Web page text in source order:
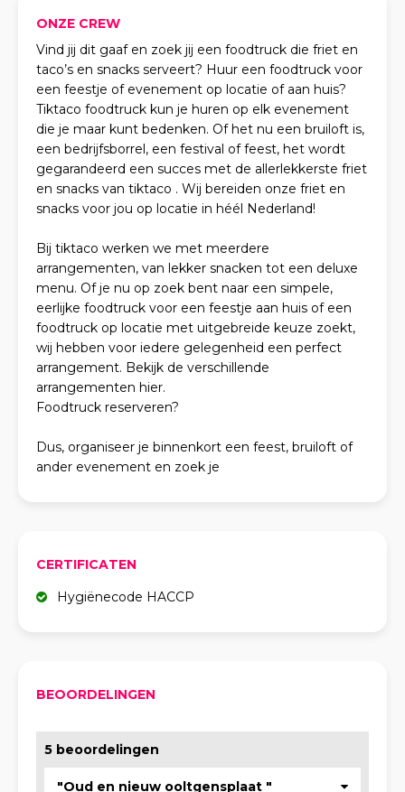
ONZE CREW
Vind jij dit gaaf en zoek jij een foodtruck die friet en
taco’s en snacks serveert? Huur een foodtruck voor
een feestje of evenement op locatie of aan huis?
Tiktaco foodtruck kun je huren op elk evenement
die je maar kunt bedenken. Of het nu een bruiloft is,
een bedrijfsborrel, een festival of feest, het wordt
gegarandeerd een succes met de allerlekkerste friet
en snacks van tiktaco . Wij bereiden onze friet en
snacks voor jou op locatie in héél Nederland!
Bij tiktaco werken we met meerdere
arrangementen, van lekker snacken tot een deluxe
menu. Of je nu op zoek bent naar een simpele,
eerlijke foodtruck voor een feestje aan huis of een
foodtruck op locatie met uitgebreide keuze zoekt,
wij hebben voor iedere gelegenheid een perfect
arrangement. Bekijk de verschillende
arrangementen hier.
Foodtruck reserveren?
Dus, organiseer je binnenkort een feest, bruiloft of
ander evenement en zoek je
CERTIFICATEN
Hygiënecode HACCP
BEOORDELINGEN
5 beoordelingen
"Oud en nieuw ooltgensplaat "